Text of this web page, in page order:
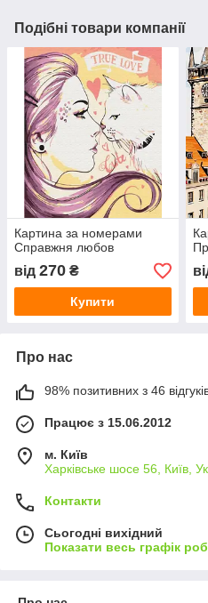
Подібні товари компанії
Картина за номерами
Справжня любов
від 270 ₴
Купити
Про нас
98% позитивних з 46
Працює з 15.06.2012
м. Київ
Харківське шосе 56, Київ,
Контакти
Сьогодні вихідний
Показати весь графік